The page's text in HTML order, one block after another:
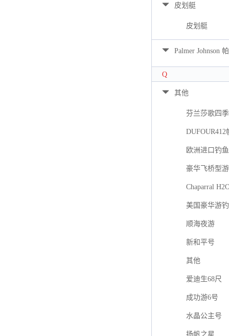
皮划艇
皮划艇
Palmer Johnson
Q
其他
芬兰莎歌四
DUFOUR412
欧洲进口钓
豪华飞桥型
Chaparral
美国豪华游
顺海夜游
新和平号
其他
爱迪生68尺
成功游6号
水晶公主号
扬帆之星